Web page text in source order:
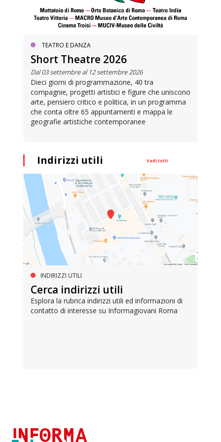
TEATRO E DANZA
Short Theatre 2026
Dal 03 settembre al 12 settembre 2026
Dieci giorni di programmazione, 40 tra
compagnie, progetti artistici e figure che uniscono
arte, pensiero critico e politica, in un programma
che conta oltre 65 appuntamenti e mappa le
geografie artistiche contemporanee
Indirizzi utili Vedi tutti
INDIRIZZI UTILI
Cerca indirizzi utili
Esplora la rubrica indirizzi utili ed informazioni di
contatto di interesse su Informagiovani Roma